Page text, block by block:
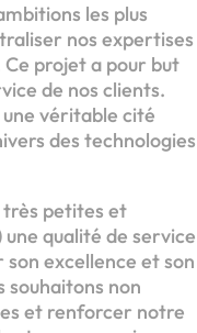
les plus
nos expertises
projet a pour but
de nos clients.
une véritable cité
des technologies
petites et
qualité de service
excellence et son
souhaitons non
et renforcer notre